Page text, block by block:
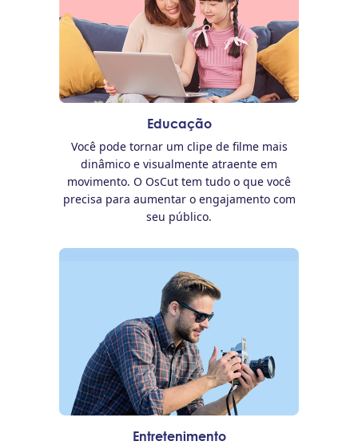
Educação
Você pode tornar um clipe de filme mais
dinâmico e visualmente atraente em
movimento. O OsCut tem tudo o que você
precisa para aumentar o engajamento com
seu público.
Entretenimento